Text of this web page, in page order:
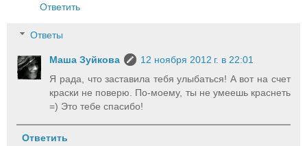
Ответить
Ответы
Маша Зуйкова
12 ноября 2012 г. в 22:01
Я рада, что заставила тебя улыбаться! А вот на счет
краски не поверю. По-моему, ты не умеешь краснеть
=) Это тебе спасибо!
Ответить